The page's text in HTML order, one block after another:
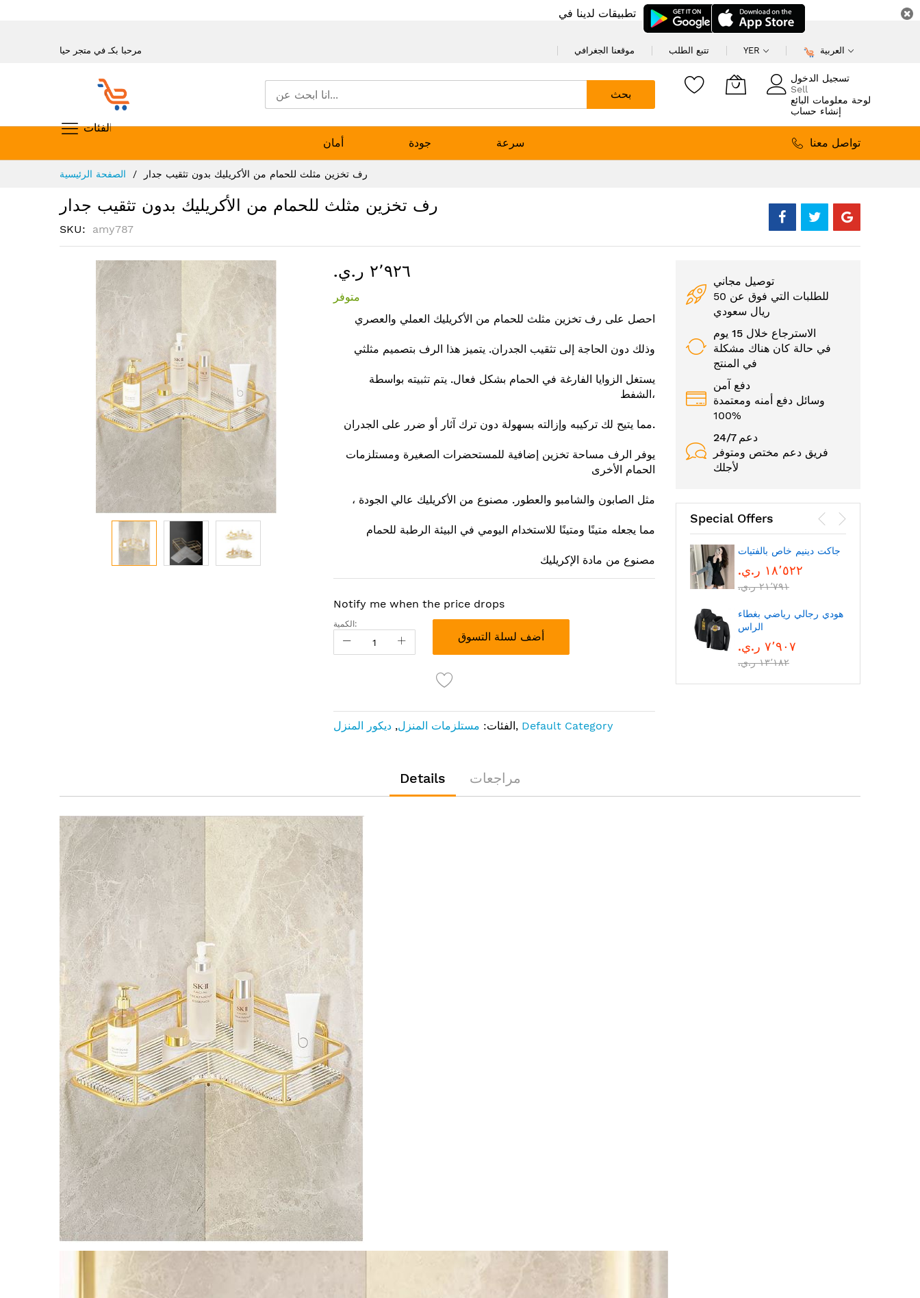
تطبيقات لدينا في
مرحبا بكـ في متجر حيا موقعنا الجغرافي تتبع الطلب YER العربية
تسوق حسب الفئات
بحث
تسجيل الدخول
Sell
لوحة معلومات البائع
إنشاء حساب
أمان جودة سرعة
تواصل معنا
الصفحة الرئيسية رف تخزين مثلث للحمام من الأكريليك بدون تثقيب جدار
رف تخزين مثلث للحمام من الأكريليك بدون تثقيب جدار
SKU amy787
٢٬٩٢٦ ر.ي.‏
متوفر
احصل على رف تخزين مثلث للحمام من الأكريليك العملي والعصري
وذلك دون الحاجة إلى تثقيب الجدران. يتميز هذا الرف بتصميم مثلثي
يستغل الزوايا الفارغة في الحمام بشكل فعال. يتم تثبيته بواسطة
الشفط،
مما يتيح لك تركيبه وإزالته بسهولة دون ترك آثار أو ضرر على الجدران.
يوفر الرف مساحة تخزين إضافية للمستحضرات الصغيرة ومستلزمات
الحمام الأخرى
، مثل الصابون والشامبو والعطور. مصنوع من الأكريليك عالي الجودة
مما يجعله متينًا ومتينًا للاستخدام اليومي في البيئة الرطبة للحمام
مصنوع من مادة الإكريليك
Notify me when the price drops
الكمية:
أضف لسلة التسوق
الفئات: مستلزمات المنزل, ديكور المنزل , Default Category
توصيل مجاني
للطلبات التي فوق عن 50
ريال سعودي
الاسترجاع خلال 15 يوم
في حالة كان هناك مشكلة
في المنتج
دفع آمن
وسائل دفع أمنه ومعتمدة
100%
24/7 دعم
فريق دعم مختص ومتوفر
لأجلك
Special Offers
جاكت دينيم خاص بالفتيات
١٨٬٥٢٢ ر.ي.‏
٢١٬٧٩١ ر.ي.‏
هودي رجالي رياضي بغطاء
الراس
٧٬٩٠٧ ر.ي.‏
١٣٬١٨٢ ر.ي.‏
Details مراجعات